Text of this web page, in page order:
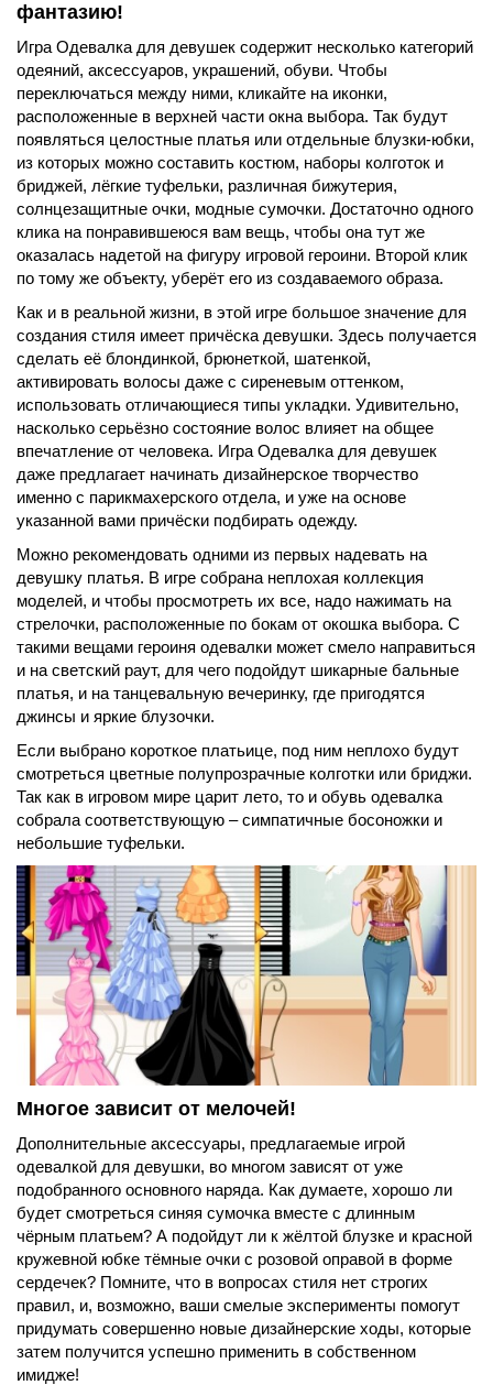
фантазию!
Игра Одевалка для девушек содержит несколько категорий
одеяний, аксессуаров, украшений, обуви. Чтобы
переключаться между ними, кликайте на иконки,
расположенные в верхней части окна выбора. Так будут
появляться целостные платья или отдельные блузки-юбки,
из которых можно составить костюм, наборы колготок и
бриджей, лёгкие туфельки, различная бижутерия,
солнцезащитные очки, модные сумочки. Достаточно одного
клика на понравившеюся вам вещь, чтобы она тут же
оказалась надетой на фигуру игровой героини. Второй клик
по тому же объекту, уберёт его из создаваемого образа.
Как и в реальной жизни, в этой игре большое значение для
создания стиля имеет причёска девушки. Здесь получается
сделать её блондинкой, брюнеткой, шатенкой,
активировать волосы даже с сиреневым оттенком,
использовать отличающиеся типы укладки. Удивительно,
насколько серьёзно состояние волос влияет на общее
впечатление от человека. Игра Одевалка для девушек
даже предлагает начинать дизайнерское творчество
именно с парикмахерского отдела, и уже на основе
указанной вами причёски подбирать одежду.
Можно рекомендовать одними из первых надевать на
девушку платья. В игре собрана неплохая коллекция
моделей, и чтобы просмотреть их все, надо нажимать на
стрелочки, расположенные по бокам от окошка выбора. С
такими вещами героиня одевалки может смело направиться
и на светский раут, для чего подойдут шикарные бальные
платья, и на танцевальную вечеринку, где пригодятся
джинсы и яркие блузочки.
Если выбрано короткое платьице, под ним неплохо будут
смотреться цветные полупрозрачные колготки или бриджи.
Так как в игровом мире царит лето, то и обувь одевалка
собрала соответствующую – симпатичные босоножки и
небольшие туфельки.
Многое зависит от мелочей!
Дополнительные аксессуары, предлагаемые игрой
одевалкой для девушки, во многом зависят от уже
подобранного основного наряда. Как думаете, хорошо ли
будет смотреться синяя сумочка вместе с длинным
чёрным платьем? А подойдут ли к жёлтой блузке и красной
кружевной юбке тёмные очки с розовой оправой в форме
сердечек? Помните, что в вопросах стиля нет строгих
правил, и, возможно, ваши смелые эксперименты помогут
придумать совершенно новые дизайнерские ходы, которые
затем получится успешно применить в собственном
имидже!